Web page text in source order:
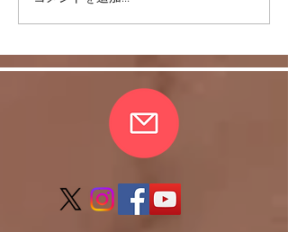
踊ろう♪＜お稽古動画＞